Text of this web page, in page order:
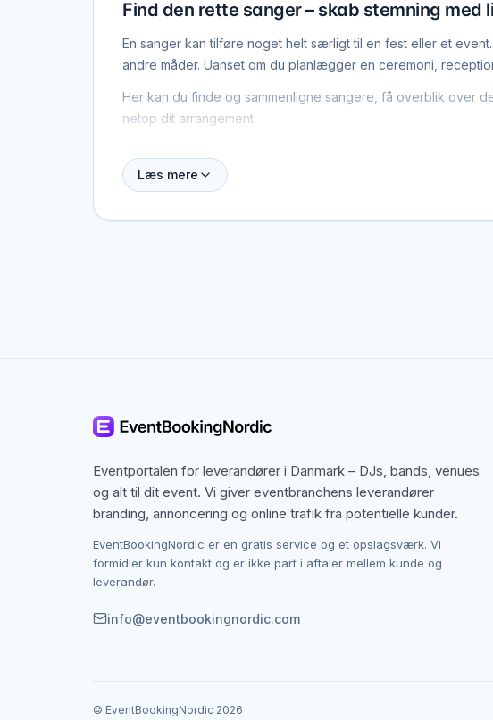
Find den rette sanger – skab stemning med
En sanger kan tilføre noget helt særligt til en fest eller et
andre måder. Uanset om du planlægger en ceremoni,
Her kan du finde og sammenligne sangere, få overblik over
netop dit arrangement.
Sanger til bryllup – musik til de store øjeblikke
jer.
Til firmaarrangementer kan en sanger skabe en behagelig
Sanger til privat fest – personlig og
Til private fester giver en sanger en mere intim og personlig
betydning.
Det gør det til en oplagt løsning til fødselsdage, jubilæer og
Prisen på en sanger afhænger af erfaring, varighed og
at indhente flere tilbud.
Læs mere
Eventportalen for leverandører i Danmark – DJs, bands, venues
og alt til dit event. Vi giver eventbranchens leverandører
branding, annoncering og online trafik fra potentielle kunder.
EventBookingNordic er en gratis service og et opslagsværk. Vi
formidler kun kontakt og er ikke part i aftaler mellem kunde og
leverandør.
info@eventbookingnordic.com
© EventBookingNordic 2026